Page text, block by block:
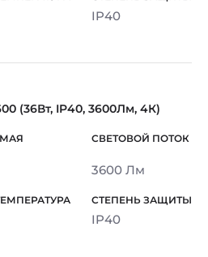
IP40
(36Вт, IP40, 3600Лм, 4К)
3600 Лм
IP40